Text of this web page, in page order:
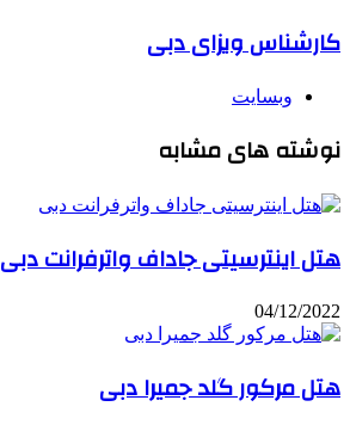
کارشناس ویزای دبی
وبسایت
نوشته های مشابه
هتل اینترسیتی جاداف واترفرانت دبی
04/12/2022
هتل مرکور گلد جمیرا دبی